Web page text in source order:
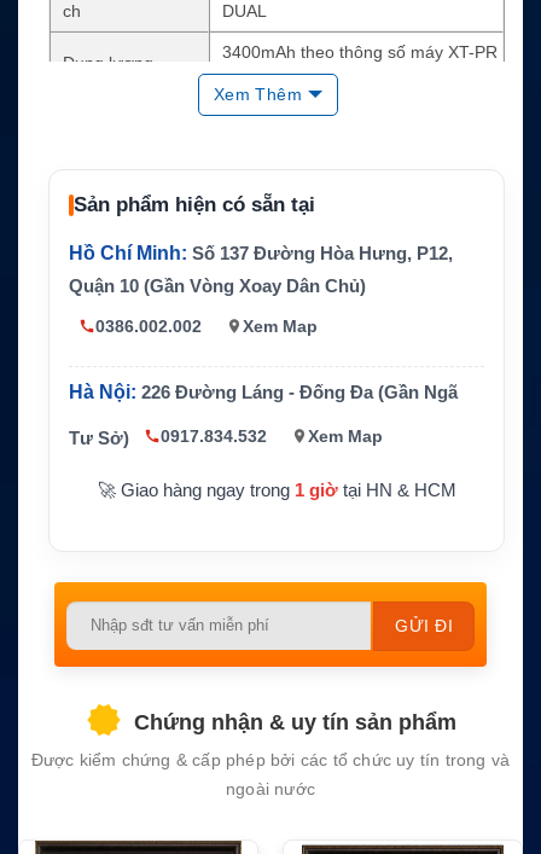
ch
DUAL
Dung lượng
3400mAh theo thông số máy XT-PR
O DUAL
Cấp nguồn cho điện thoại Thuraya
ùng cho chuyến đi dài
Thời gian sử dụn
g tham chiếu
ờ đến 100 giờ
ị Thuraya
Tránh nhiệt độ cao, ẩm ướt và va đậ
p mạnh
Đối tượng sử dụn
Hàng hải, cứu hộ, công trình vùng x
Xem Thêm
Sản phẩm hiện có sẵn tại
Hồ Chí Minh: Số 137 Đường Hòa Hưng, P12,
Quận 10 (Gần Vòng Xoay Dân Chủ)
0386.002.002 Xem Map
Hà Nội: 226 Đường Láng - Đống Đa (Gần Ngã
Tư Sở) 0917.834.532 Xem Map
🚀 Giao hàng ngay trong 1 giờtại HN & HCM
Please
empty.
Chứng nhận & uy tín sản phẩm
Được kiểm chứng & cấp phép bởi các tổ chức uy tín trong và
ngoài nước